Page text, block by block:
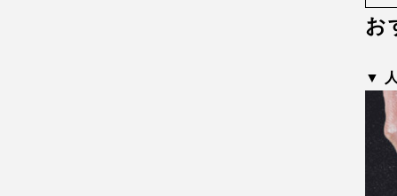
お
▼